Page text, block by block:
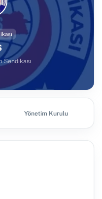
Sendikası
Yönetim Kurulu